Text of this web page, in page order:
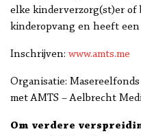
elke kinderverzorg(st)er of
kinderopvang en heeft een
Inschrijven: www.amts.me
Organisatie:
met AMTS – Aelbrecht
Om verdere